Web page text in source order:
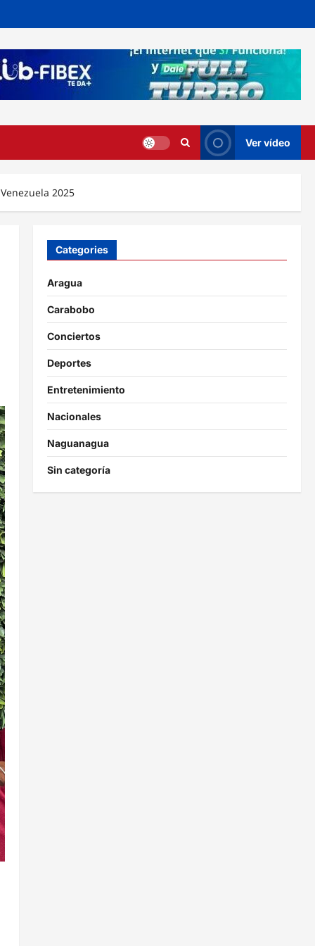
Ver vídeo
2025
Categories
Aragua
Carabobo
Conciertos
Deportes
Entretenimiento
Nacionales
Naguanagua
Sin categoría